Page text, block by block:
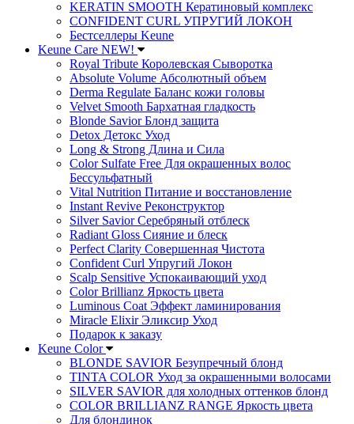
KERATIN SMOOTH Кератиновый комплекс
CONFIDENT CURL УПРУГИЙ ЛОКОН
Бестселлеры Keune
Keune Care NEW!
Royal Tribute Королевская Сыворотка
Absolute Volume Абсолютный объем
Derma Regulate Баланс кожи головы
Velvet Smooth Бархатная гладкость
Blonde Savior Блонд защита
Detox Детокс Уход
Long & Strong Длина и Сила
Color Sulfate Free Для окрашенных волос
Бессульфатный
Vital Nutrition Питание и восстановление
Instant Revive Реконструктор
Silver Savior Серебряный отблеск
Radiant Gloss Сияние и блеск
Perfect Clarity Совершенная Чистота
Confident Curl Упругий Локон
Scalp Sensitive Успокаивающий уход
Color Brillianz Яркость цвета
Luminous Coat Эффект ламинирования
Miracle Elixir Эликсир Уход
Подарок к заказу
Keune Color
BLONDE SAVIOR Безупречный блонд
TINTA COLOR Уход за окрашенными волосами
SILVER SAVIOR для холодных оттенков блонд
COLOR BRILLIANZ RANGE Яркость цвета
Для блондинок